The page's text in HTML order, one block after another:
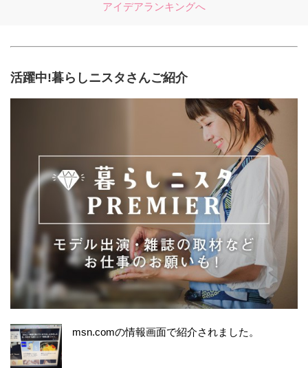
アイデアランキングへ
活躍中!暮らしニスタさんご紹介
msn.comの情報画面で紹介されました。